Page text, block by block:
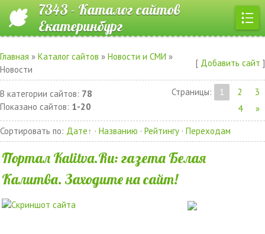
7343 - Каталог сайтов
Екатеринбург
Главная » Каталог сайтов » Новости и СМИ »
Новости
[ Добавить сайт ]
В категории сайтов: 78
Показано сайтов: 1-20
Страницы: 1 2
3
4
»
Сортировать по: Дате · Названию · Рейтингу · Переходам
Портал Kalitva.Ru: газета Белая
Калитва. Заходите на сайт!